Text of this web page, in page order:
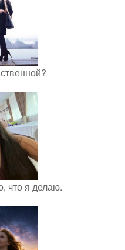
что я делаю.